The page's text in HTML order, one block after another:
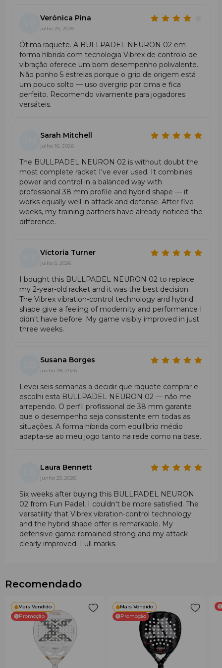
Características e Tecnologias Principais
Peso:
Perfil:38 mm
Balanço:~25,5 cm (médio)
Forma:Híbrida
Composição da Superfície:Xtend Carbon 3K
Núcleo:MultiEva
Textura da Superfície:Rugosa (3D Grain)
Tecnologias:
Porque Escolher a Bullpadel Neuron 02?
Desenhada para jogadores avançados que
procuram controlo e precisão.
A forma híbrida oferece equilíbrio entre potência e
manobrabilidade.
A superfície Xtend Carbon 3K garante durabilidade e
resposta superior.
O sistema PrismLock aumenta a rigidez e a
A textura 3D Grain melhora o efeito e a precisão dos
golpes.
Os canais Air Power otimizam a velocidade do
swing e a aerodinâmica.
O sistema CustomWeight permite ajustar o peso e
o balanço ao gosto.
O Vibradrive e o punho Hesacore reduzem as
e consistência.
Comparação: Bullpadel Neuron 02 vs
Neuron 02 Edge
Característica Neuron 02 Neuron 02 Edge
Peso 365–375 g 365–375 g
cm)
Forma
(semelhante
a lágrima)
inspirada em
diamante
Composição
da Superfície
Xtend Carbon
3K
Xtend Carbon 3K
(com maior área de
Batida
525 cm²
Indicada Para
Jogadores de
Jogadores
agressivos de
precisão
Regras de Utilização e Cuidados
Verónica Pina
julho 25, 2026
Ótima raquete. A BULLPADEL NEURON 02 em
forma híbrida com tecnologia Vibrex de controlo de
vibração oferece um bom desempenho polivalente.
Não ponho 5 estrelas porque o grip de origem está
um pouco solto — uso overgrip por cima e fica
perfeito. Recomendo vivamente para jogadores
versáteis.
Sarah Mitchell
julho 16, 2026
The BULLPADEL NEURON 02 is without doubt the
most complete racket I've ever used. It combines
power and control in a balanced way with
professional 38 mm profile and hybrid shape — it
works equally well in attack and defense. After five
weeks, my training partners have already noticed the
difference.
Victoria Turner
julho 5, 2026
I bought this BULLPADEL NEURON 02 to replace
my 2-year-old racket and it was the best decision.
The Vibrex vibration-control technology and hybrid
shape give a feeling of modernity and performance I
didn't have before. My game visibly improved in just
three weeks.
Susana Borges
junho 28, 2026
Levei seis semanas a decidir que raquete comprar e
escolhi esta BULLPADEL NEURON 02 — não me
arrependo. O perfil profissional de 38 mm garante
que o desempenho seja consistente em todas as
situações. A forma híbrida com equilíbrio médio
adapta-se ao meu jogo tanto na rede como na base.
Laura Bennett
junho 25, 2026
Six weeks after buying this BULLPADEL NEURON
02 from Fun Padel, I couldn't be more satisfied. The
versatility that Vibrex vibration-control technology
and the hybrid shape offer is remarkable. My
defensive game remained strong and my attack
clearly improved. Full marks.
Recomendado
Mais Vendido
Promoção
Mais Vendido
Promoção